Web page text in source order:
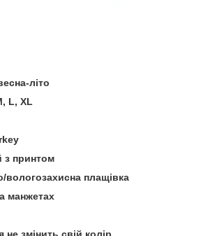
літо
L, XL
з принтом
вологозахисна плащівка
манжетах
не змінить свій колір